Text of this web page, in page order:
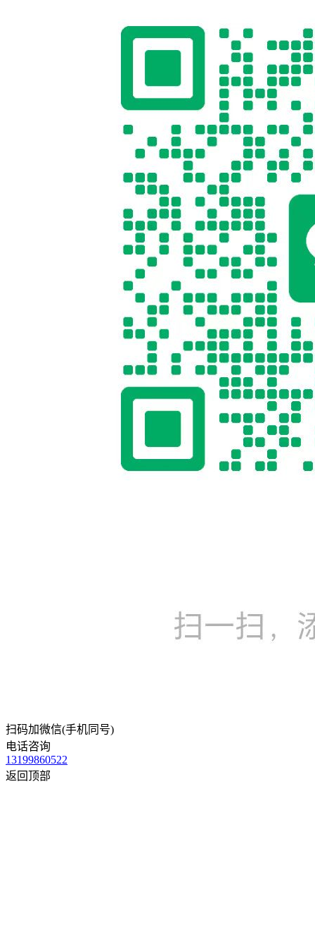
扫码加微信(手机同号)
电话咨询
13199860522
返回顶部